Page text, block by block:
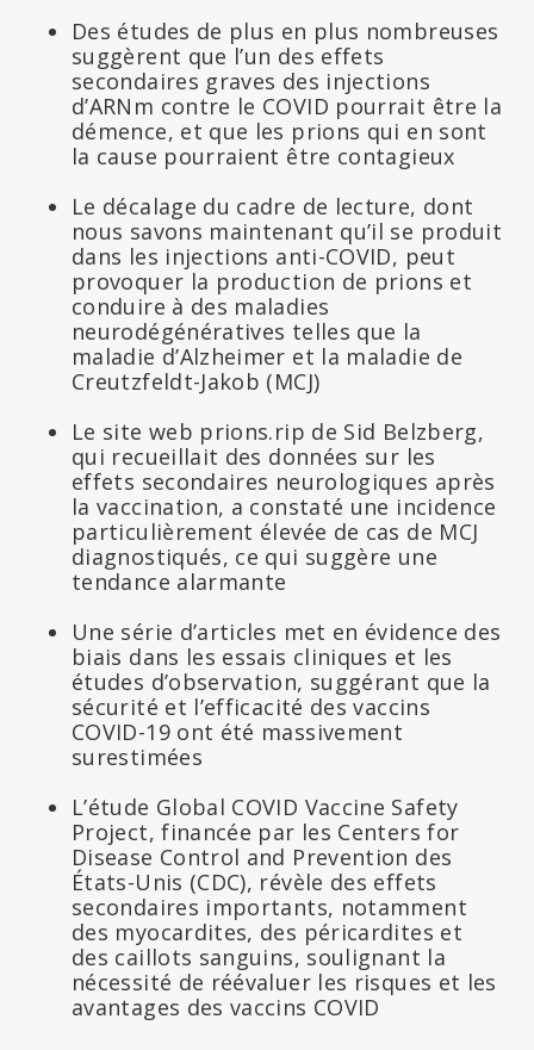
Des études de plus en plus nombreuses
suggèrent que l’un des effets
secondaires graves des injections
d’ARNm contre le COVID pourrait être la
démence, et que les prions qui en sont
la cause pourraient être contagieux
Le décalage du cadre de lecture, dont
nous savons maintenant qu’il se produit
dans les injections anti-COVID, peut
provoquer la production de prions et
conduire à des maladies
neurodégénératives telles que la
maladie d’Alzheimer et la maladie de
Creutzfeldt-Jakob (MCJ)
Le site web prions.rip de Sid Belzberg,
qui recueillait des données sur les
effets secondaires neurologiques après
la vaccination, a constaté une incidence
particulièrement élevée de cas de MCJ
diagnostiqués, ce qui suggère une
tendance alarmante
Une série d’articles met en évidence des
biais dans les essais cliniques et les
études d’observation, suggérant que la
sécurité et l’efficacité des vaccins
COVID-19 ont été massivement
surestimées
L’étude Global COVID Vaccine Safety
Project, financée par les Centers for
Disease Control and Prevention des
États-Unis (CDC), révèle des effets
secondaires importants, notamment
des myocardites, des péricardites et
des caillots sanguins, soulignant la
nécessité de réévaluer les risques et les
avantages des vaccins COVID